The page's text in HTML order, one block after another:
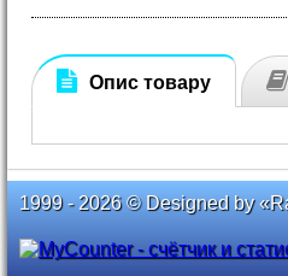
Опис товару
1999 - 2026 © Designed by